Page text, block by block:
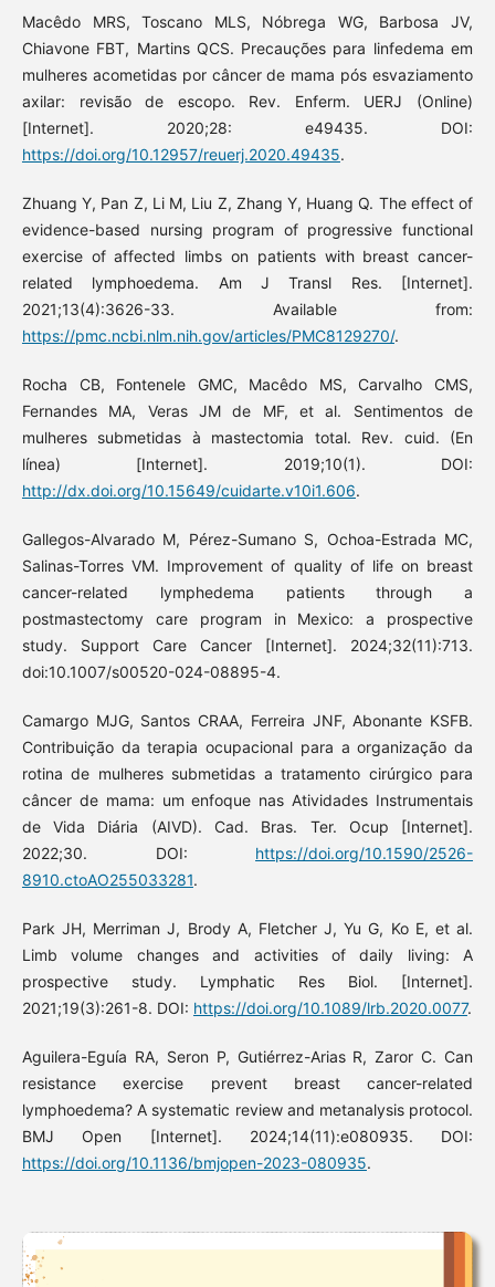
Macêdo MRS, Toscano MLS, Nóbrega WG, Barbosa JV,
Chiavone FBT, Martins QCS. Precauções para linfedema em
mulheres acometidas por câncer de mama pós esvaziamento
axilar: revisão de escopo. Rev. Enferm. UERJ (Online)
[Internet]. 2020;28: e49435. DOI:
https://doi.org/10.12957/reuerj.2020.49435.
Zhuang Y, Pan Z, Li M, Liu Z, Zhang Y, Huang Q. The effect of
evidence-based nursing program of progressive functional
exercise of affected limbs on patients with breast cancer-
related lymphoedema. Am J Transl Res. [Internet].
2021;13(4):3626-33. Available from:
https://pmc.ncbi.nlm.nih.gov/articles/PMC8129270/.
Rocha CB, Fontenele GMC, Macêdo MS, Carvalho CMS,
Fernandes MA, Veras JM de MF, et al. Sentimentos de
mulheres submetidas à mastectomia total. Rev. cuid. (En
línea) [Internet]. 2019;10(1). DOI:
http://dx.doi.org/10.15649/cuidarte.v10i1.606.
Gallegos-Alvarado M, Pérez-Sumano S, Ochoa-Estrada MC,
Salinas-Torres VM. Improvement of quality of life on breast
cancer-related lymphedema patients through a
postmastectomy care program in Mexico: a prospective
study. Support Care Cancer [Internet]. 2024;32(11):713.
doi:10.1007/s00520-024-08895-4.
Camargo MJG, Santos CRAA, Ferreira JNF, Abonante KSFB.
Contribuição da terapia ocupacional para a organização da
rotina de mulheres submetidas a tratamento cirúrgico para
câncer de mama: um enfoque nas Atividades Instrumentais
de Vida Diária (AIVD). Cad. Bras. Ter. Ocup [Internet].
2022;30. DOI: https://doi.org/10.1590/2526-
8910.ctoAO255033281.
Park JH, Merriman J, Brody A, Fletcher J, Yu G, Ko E, et al.
Limb volume changes and activities of daily living: A
prospective study. Lymphatic Res Biol. [Internet].
2021;19(3):261-8. DOI: https://doi.org/10.1089/lrb.2020.0077.
Aguilera-Eguía RA, Seron P, Gutiérrez-Arias R, Zaror C. Can
resistance exercise prevent breast cancer-related
lymphoedema? A systematic review and metanalysis protocol.
BMJ Open [Internet]. 2024;14(11):e080935. DOI:
https://doi.org/10.1136/bmjopen-2023-080935.